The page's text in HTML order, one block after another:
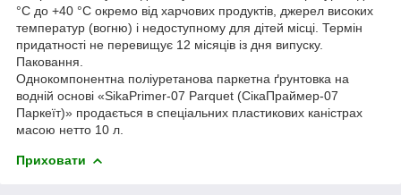
°C до +40 °C окремо від харчових продуктів, джерел високих
температур (вогню) і недоступному для дітей місці. Термін
придатності не перевищує 12 місяців із дня випуску.
Паковання.
Однокомпонентна поліуретанова паркетна ґрунтовка на
водній основі «SikaPrimer-07 Parquet (CікаПраймер-07
Паркеїт)» продається в спеціальних пластикових каністрах
масою нетто 10 л.
Приховати